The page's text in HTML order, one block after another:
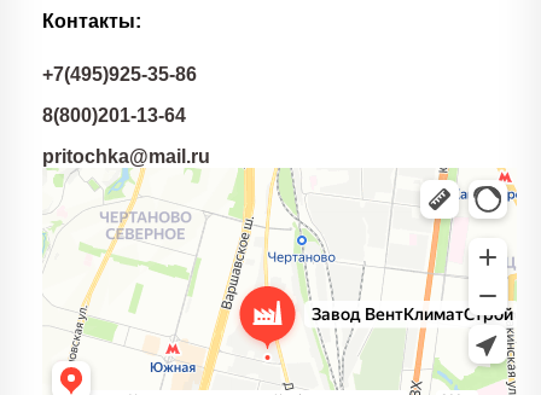
Контакты:
+7(495)925-35-86
8(800)201-13-64
pritochka@mail.ru
Завод вентиляционно-отопительного оборудования
ВентКлиматСтрой
Производственное предприятие в Москве
Системы вентиляции в Москве